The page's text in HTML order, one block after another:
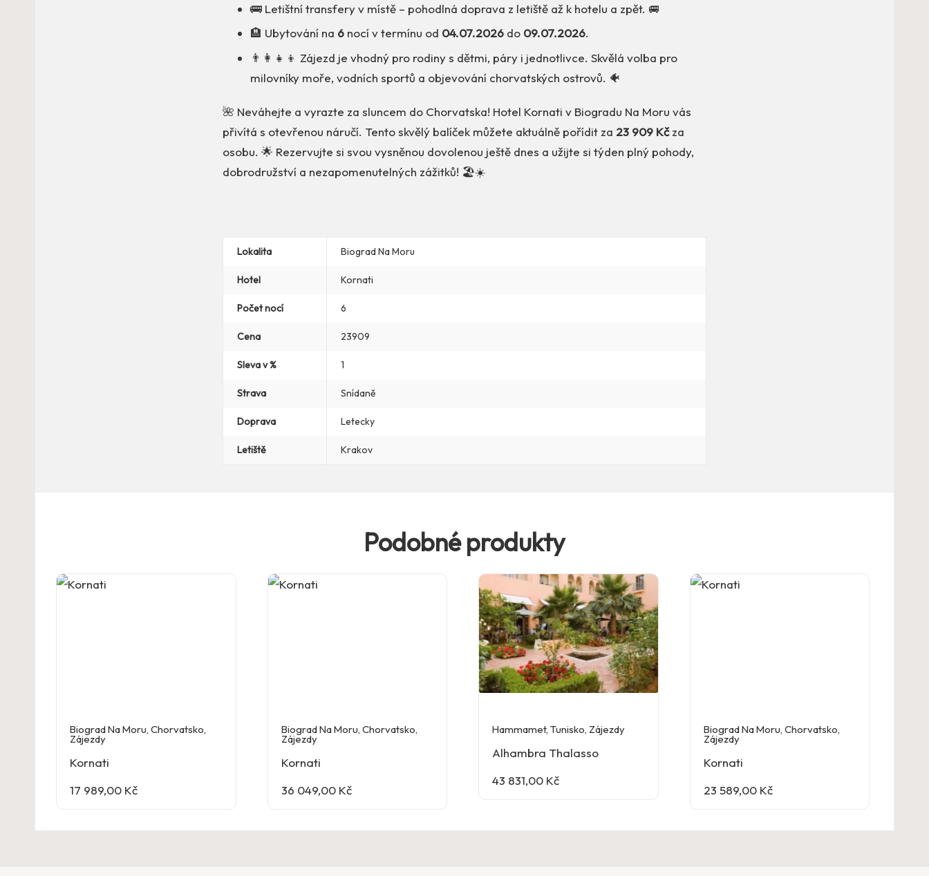
🚌 Letištní transfery v místě – pohodlná doprava z letiště až k hotelu a zpět. 🚐
🏨 Ubytování na 6 nocí v termínu od 04.07.2026 do 09.07.2026.
👨‍👩‍👧‍👦 Zájezd je vhodný pro rodiny s dětmi, páry i jednotlivce. Skvělá volba pro
milovníky moře, vodních sportů a objevování chorvatských ostrovů. 🐠
🌺 Neváhejte a vyrazte za sluncem do Chorvatska! Hotel Kornati v Biogradu Na Moru vás
přivítá s otevřenou náručí. Tento skvělý balíček můžete aktuálně pořídit za 23 909 Kčza
osobu. 🌟 Rezervujte si svou vysněnou dovolenou ještě dnes a užijte si týden plný pohody,
dobrodružství a nezapomenutelných zážitků! 🏖️☀️
Lokalita Biograd Na Moru
Hotel Kornati
Počet nocí 6
Cena 23909
Sleva v % 1
Strava Snídaně
Doprava Letecky
Letiště Krakov
Podobné produkty
Biograd Na Moru, Chorvatsko,
Zájezdy
Kornati
17 989,00 Kč
Biograd Na Moru, Chorvatsko,
Zájezdy
Kornati
36 049,00 Kč
Hammamet,Tunisko, Zájezdy
Alhambra Thalasso
43 831,00 Kč
Biograd Na Moru, Chorvatsko,
Zájezdy
Kornati
23 589,00 Kč